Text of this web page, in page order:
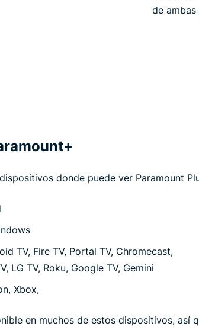
de
donde puede ver Paramount
TV, Fire TV, Portal TV, Chromecast,
LG TV, Roku, Google TV, Gemini
Xbox,
en muchos de estos dispositivos, así